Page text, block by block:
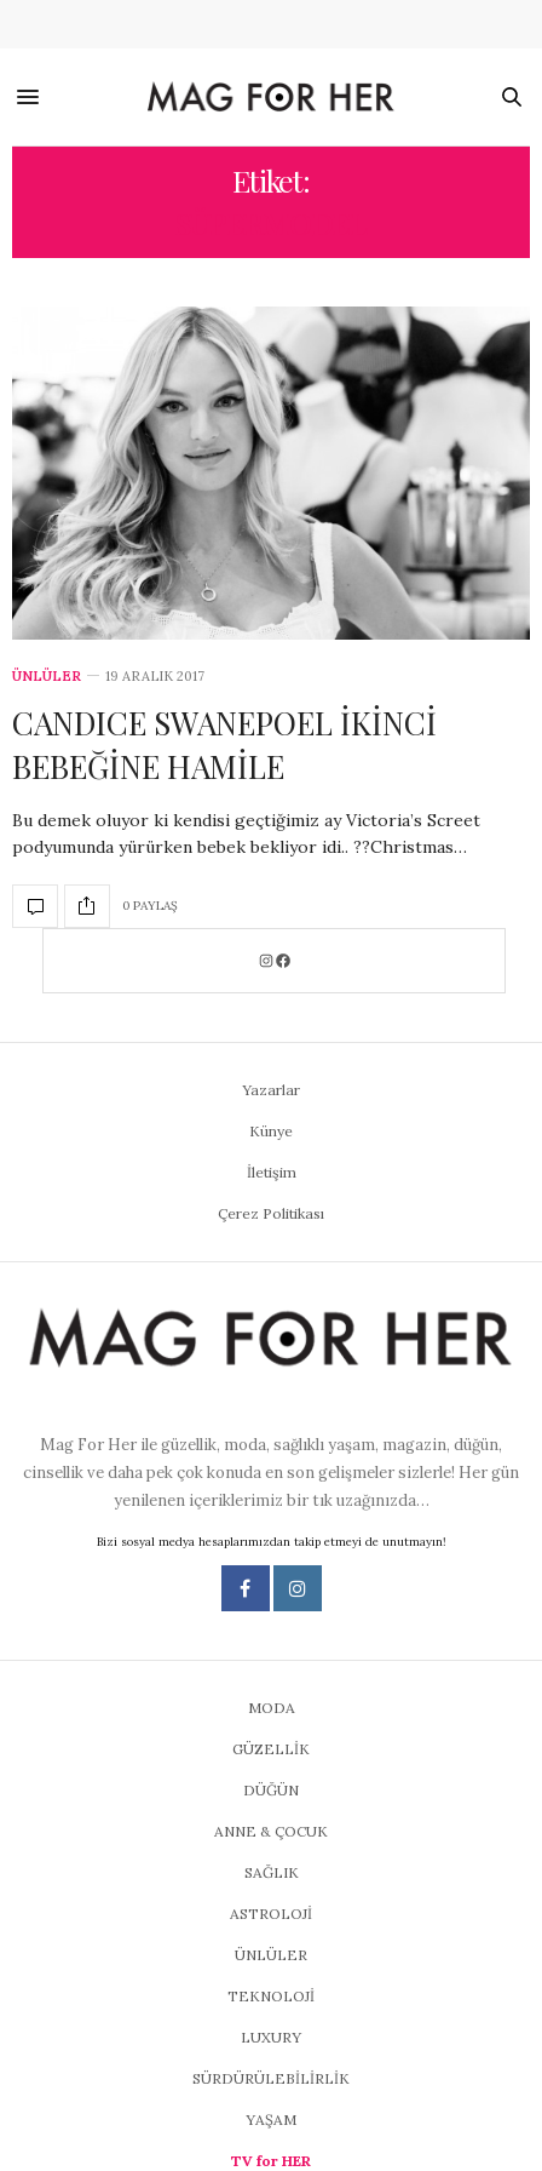
Etiket:
ÜNLÜLER 19 ARALIK 2017
CANDICE SWANEPOEL İKİNCİ
BEBEĞİNE HAMİLE
Bu demek oluyor ki kendisi geçtiğimiz ay Victoria’s Screet
podyumunda yürürken bebek bekliyor idi.. ??Christmas…
0 PAYLAŞ
Yazarlar
Künye
İletişim
Çerez Politikası
Mag For Her ile güzellik, moda, sağlıklı yaşam, magazin, düğün,
cinsellik ve daha pek çok konuda en son gelişmeler sizlerle! Her gün
yenilenen içeriklerimiz bir tık uzağınızda…
Bizi sosyal medya hesaplarımızdan takip etmeyi de unutmayın!
MODA
GÜZELLİK
DÜĞÜN
ANNE & ÇOCUK
SAĞLIK
ASTROLOJİ
ÜNLÜLER
TEKNOLOJİ
LUXURY
SÜRDÜRÜLEBİLİRLİK
YAŞAM
TV for HER